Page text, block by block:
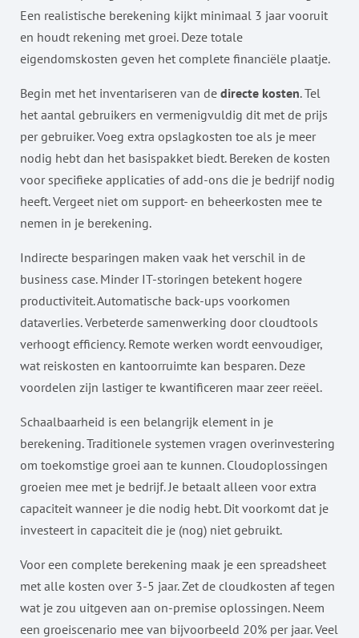
Een realistische berekening kijkt minimaal 3 jaar vooruit
en houdt rekening met groei. Deze totale
eigendomskosten geven het complete financiële plaatje.
Begin met het inventariseren van de directe kosten. Tel
het aantal gebruikers en vermenigvuldig dit met de prijs
per gebruiker. Voeg extra opslagkosten toe als je meer
nodig hebt dan het basispakket biedt. Bereken de kosten
voor specifieke applicaties of add-ons die je bedrijf nodig
heeft. Vergeet niet om support- en beheerkosten mee te
nemen in je berekening.
Indirecte besparingen maken vaak het verschil in de
business case. Minder IT-storingen betekent hogere
productiviteit. Automatische back-ups voorkomen
dataverlies. Verbeterde samenwerking door cloudtools
verhoogt efficiency. Remote werken wordt eenvoudiger,
wat reiskosten en kantoorruimte kan besparen. Deze
voordelen zijn lastiger te kwantificeren maar zeer reëel.
Schaalbaarheid is een belangrijk element in je
berekening. Traditionele systemen vragen overinvestering
om toekomstige groei aan te kunnen. Cloudoplossingen
groeien mee met je bedrijf. Je betaalt alleen voor extra
capaciteit wanneer je die nodig hebt. Dit voorkomt dat je
investeert in capaciteit die je (nog) niet gebruikt.
Voor een complete berekening maak je een spreadsheet
met alle kosten over 3-5 jaar. Zet de cloudkosten af tegen
wat je zou uitgeven aan on-premise oplossingen. Neem
een groeiscenario mee van bijvoorbeeld 20% per jaar. Veel